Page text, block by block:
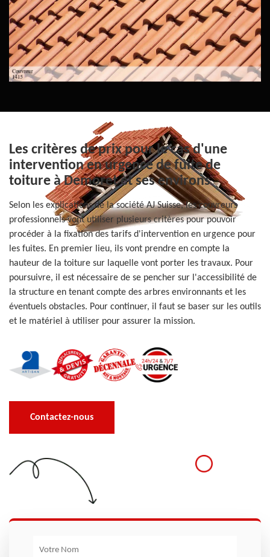
Les critères de prix pour le cas d'une
intervention en urgence de fuite de
toiture à Demoret et ses environs
Selon les explications de la société AJ Suisse, les couvreurs
professionnels vont utiliser plusieurs critères pour pouvoir
procéder à la fixation des tarifs d'intervention en urgence pour
les fuites. En premier lieu, ils vont prendre en compte la
hauteur de la toiture sur laquelle vont porter les travaux. Pour
poursuivre, il est nécessaire de se pencher sur l'accessibilité de
la structure en tenant compte des arbres environnants et les
éventuels obstacles. Pour continuer, il faut se baser sur les outils
et le matériel à utiliser pour assurer la mission.
Contactez-nous